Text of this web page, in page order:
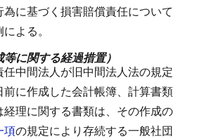
に基づく損害賠償責任について
よる。
等に関する経過措置）
任中間法人が旧中間法人法の規定
に作成した会計帳簿、計算書類
理に関する書類は、その作成の
項の規定により存続する一般社団